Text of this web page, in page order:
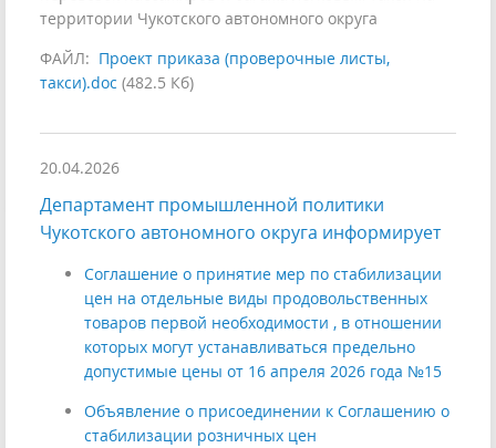
территории Чукотского автономного округа
ФАЙЛ: Проект приказа (проверочные листы,
такси).doc (482.5 Кб)
20.04.2026
Департамент промышленной политики
Чукотского автономного округа информирует
Соглашение о принятие мер по стабилизации
цен на отдельные виды продовольственных
товаров первой необходимости , в отношении
которых могут устанавливаться предельно
допустимые цены от 16 апреля 2026 года №15
Объявление о присоединении к Соглашению о
стабилизации розничных цен